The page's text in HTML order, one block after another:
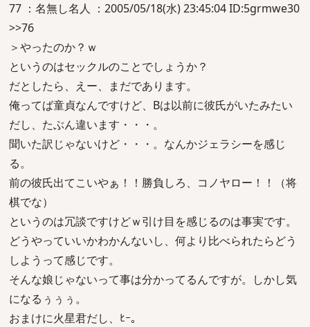
77 ：名無し名人 ：2005/05/18(水) 23:45:04 ID:5grmwe30
>>76
＞やったのか？ｗ
というのはセックルのことでしょうか？
だとしたら、えー、まだであります。
俺ってば童貞なんですけど、Bは以前に彼氏がいたみたい
だし、たぶん違います・・・。
聞いた訳じゃないけど・・・。なんかジェラシーを感じ
る。
前の彼氏出てこいやぁ！！勝負しろ、コノヤロー！！（将
棋でな）
というのは冗談ですけどｗ引け目を感じるのは事実です。
どうやっていいかわかんないし、何より比べられたらどう
しようって感じです。
そんな娘じゃないって事は分かってるんですが。しかし気
になるぅぅぅ。
おまけに火星君だし、ﾋｰ｡